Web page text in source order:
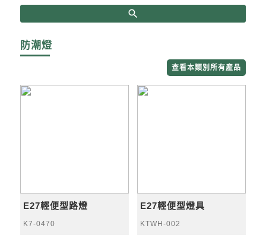
search
防潮燈
查看本類別所有產品
E27輕便型路燈
K7-0470
E27輕便型燈具
KTWH-002